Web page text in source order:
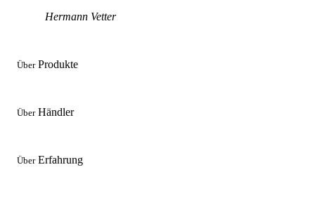
Hermann Vetter
Über Produkte
Über Händler
Über Erfahrung